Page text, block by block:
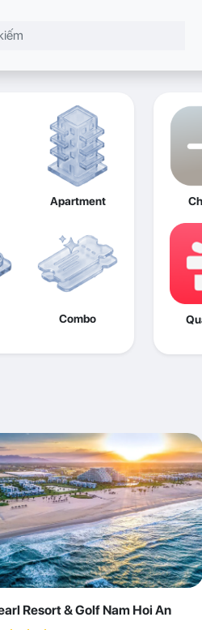
Apartment
Combo
Resort & Golf Nam Hoi An